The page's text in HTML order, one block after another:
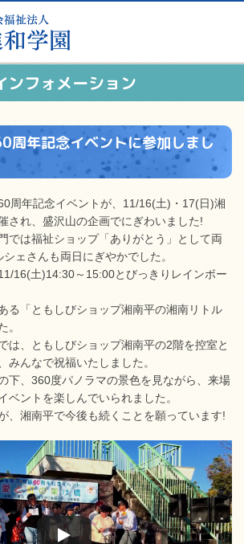
ンフォメーション
周年記念イベントに参加しまし
周年記念イベントが、11/16(土)・17(日)湘
され、盛沢山の企画でにぎわいました!
では福祉ショップ「ありがとう」として両
ェさんも両日にぎやかでした。
16(土)14:30～15:00とびっきりレインボー
る「ともしびショップ湘南平の湘南リトル
。
は、ともしびショップ湘南平の2階を控室と
みんなで祝福いたしました。
下、360度パノラマの景色を見ながら、来場
ベントを楽しんでいられました。
、湘南平で今後も続くことを願っています!